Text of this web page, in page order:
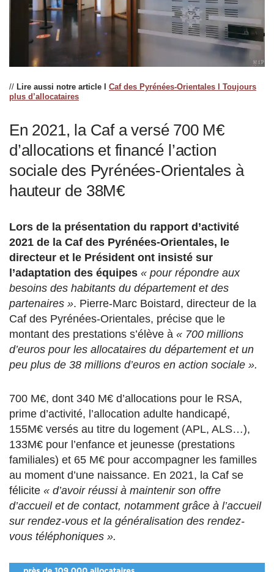
// Lire aussi notre article l Caf des Pyrénées-Orientales l Toujours
plus d’allocataires
En 2021, la Caf a versé 700 M€
d’allocations et financé l’action
sociale des Pyrénées-Orientales à
hauteur de 38M€
Lors de la présentation du rapport d’activité
2021 de la Caf des Pyrénées-Orientales, le
directeur et le Président ont insisté sur
l’adaptation des équipes « pour répondre aux
besoins des habitants du département et des
partenaires ». Pierre-Marc Boistard, directeur de la
Caf des Pyrénées-Orientales, précise que le
montant des prestations s’élève à « 700 millions
d’euros pour les allocataires du département et un
peu plus de 38 millions d’euros en action sociale ».
700 M€, dont 340 M€ d’allocations pour le RSA,
prime d’activité, l’allocation adulte handicapé,
155M€ versés au titre du logement (APL, ALS…),
133M€ pour l’enfance et jeunesse (prestations
familiales) et 65 M€ pour accompagner les familles
au moment d’une naissance. En 2021, la Caf se
félicite « d’avoir réussi à maintenir son offre
d’accueil et de contact, notamment grâce à l’accueil
sur rendez-vous et la généralisation des rendez-
vous téléphoniques ».